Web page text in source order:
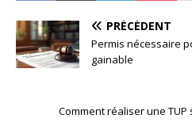
PRÉCÉDENT
Permis nécessaire
gainable
Comment réaliser une TUP